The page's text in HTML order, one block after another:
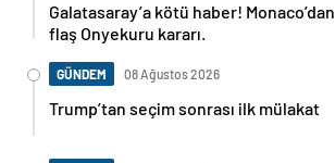
Galatasaray’a kötü haber! Monaco’dan
flaş Onyekuru kararı.
GÜNDEM 08 Ağustos 2026
Trump’tan seçim sonrası ilk mülakat